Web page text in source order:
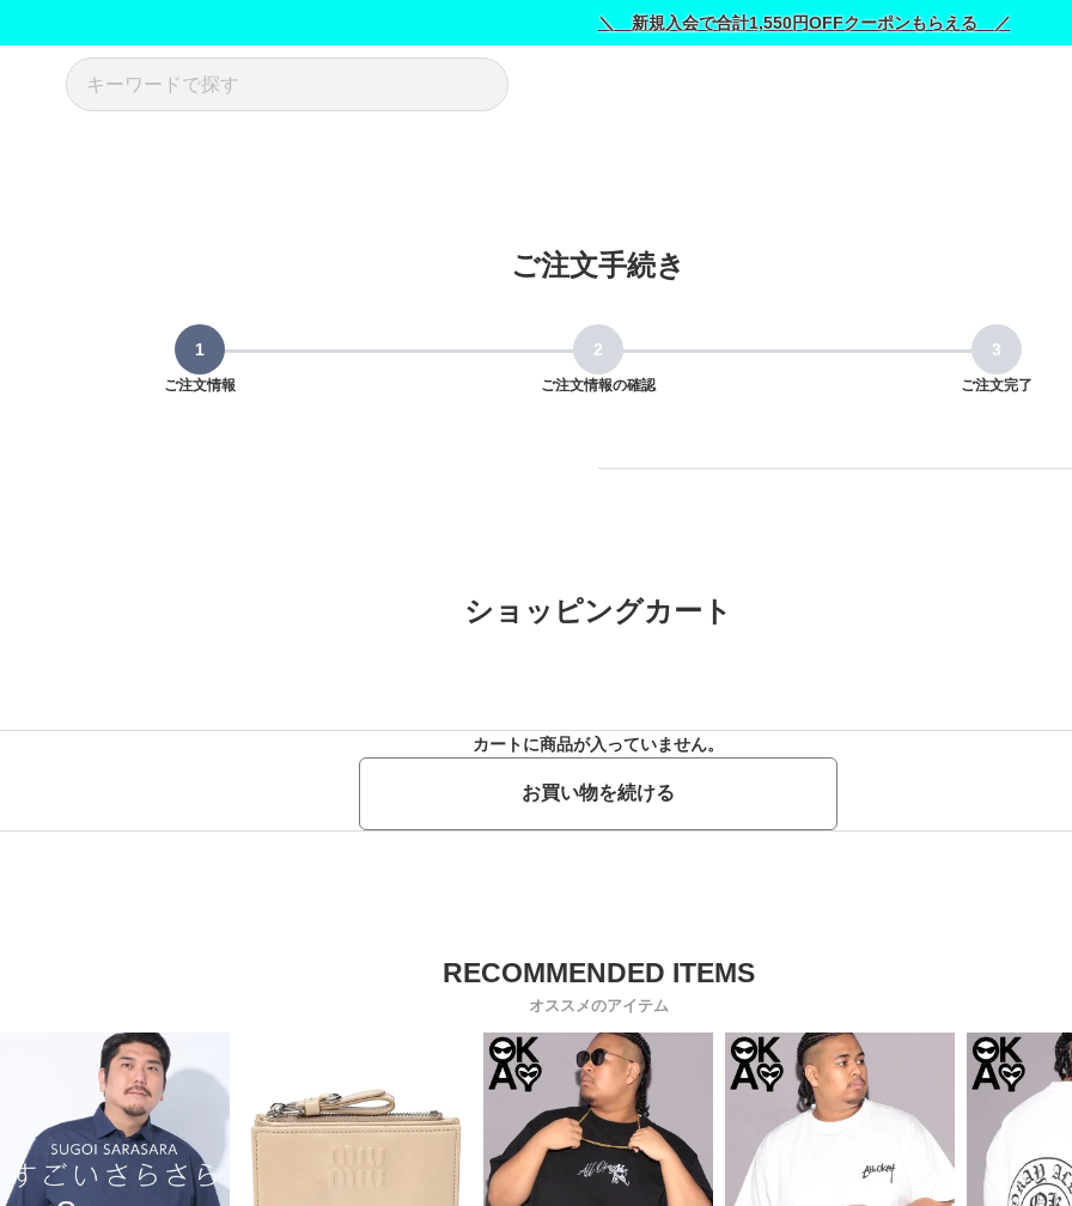
＼ 新規入会で合計1,550円OFFクーポンもらえる ／
ご注文手続き
ご注文情報 ご注文情報の確認 ご注文完了
ショッピングカート
カートに商品が入っていません。
お買い物を続ける
オススメのアイテム